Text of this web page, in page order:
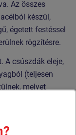
Az összes
készül,
égetett festéssel
rögzítésre.
A csúszdák eleje,
(teljesen
melyet
ezáltal a
részek általi